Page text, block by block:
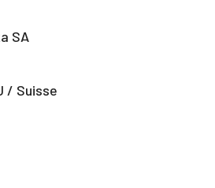
SA
/ Suisse